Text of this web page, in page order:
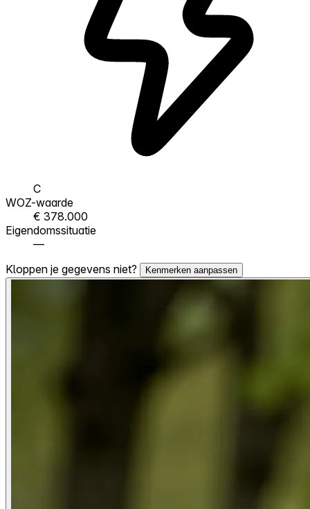
C
WOZ-waarde
€ 378.000
Eigendomssituatie
—
Kloppen je gegevens niet?
Kenmerken aanpassen